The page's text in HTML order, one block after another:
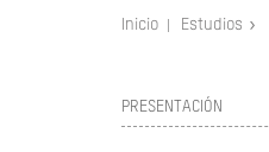
Inicio Estudios
PRESENTACIÓN